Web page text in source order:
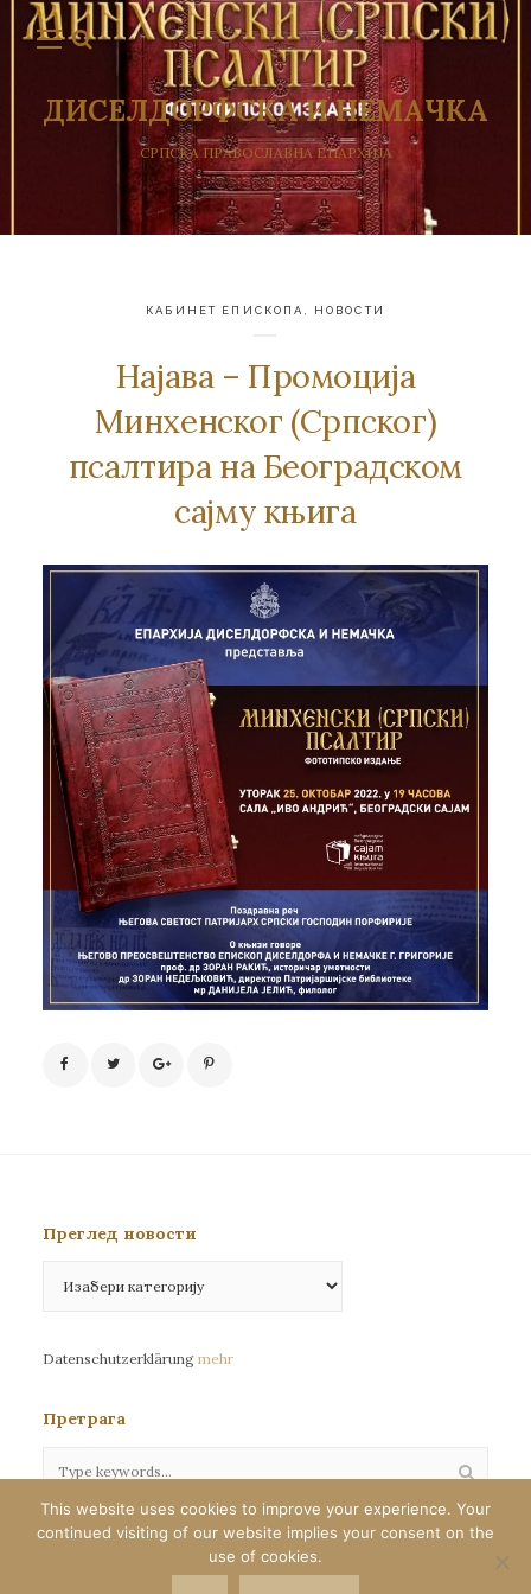
ДИСЕЛДОРФСКА И НЕМАЧКА
СРПСКА ПРАВОСЛАВНА ЕПАРХИЈА
КАБИНЕТ ЕПИСКОПА НОВОСТИ
Најава – Промоција
Минхенског (Српског)
псалтира на Београдском
сајму књига
Преглед новости
новости
Datenschutzerklärung mehr
Претрага
Сва права задржана©eparhija-nemacka.com
Илустрације : Јелена Јефтић
This website uses cookies to improve your experience. Your
continued visiting of our website implies your consent on the
use of cookies.